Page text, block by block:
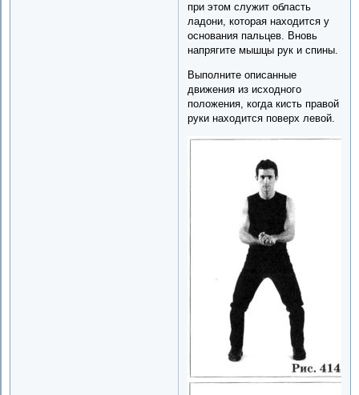
при этом служит область
ладони, которая находится у
основания пальцев. Вновь
напрягите мышцы рук и спины.
Выполните описанные
движения из исходного
положения, когда кисть правой
руки находится поверх левой.